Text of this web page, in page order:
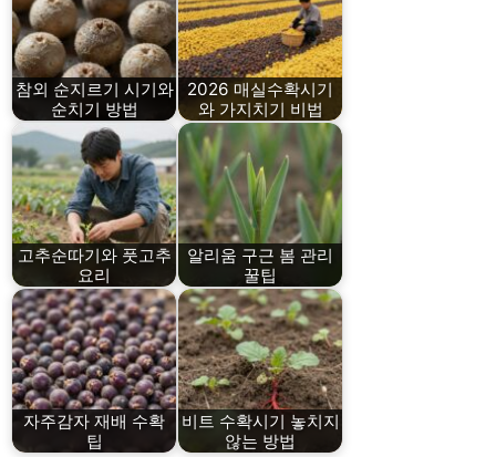
참외 순지르기 시기와
순치기 방법
2026 매실수확시기
와 가지치기 비법
고추순따기와 풋고추
요리
알리움 구근 봄 관리
꿀팁
자주감자 재배 수확
팁
비트 수확시기 놓치지
않는 방법